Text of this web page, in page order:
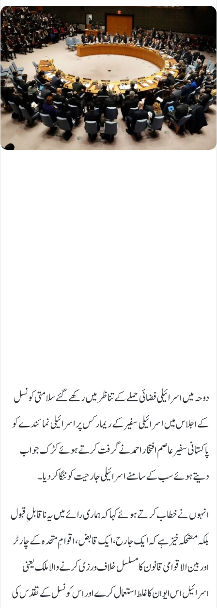
دوحہ میں اسرائیلی فضائی حملے کے تناظر میں رکھے گئے سلامتی کونسل
کے اجلاس میں اسرائیلی سفیر کے ریمارکس پر اسرائیلی نمائندے کو
پاکستانی سفیر عاصم افتخار احمد نے گرفت کرتے ہوئے کڑک جواب
دیتے ہوئے سب کے سامنے اسرائیلی جارحیت کو ننگا کر دیا ۔
انہوں نے خطاب کرتے ہوئے کہا کہ ہماری رائے میں یہ ناقابلِ قبول
بلکہ مضحکہ خیز ہے کہ ایک جارح، ایک قابض، اقوامِ متحدہ کے چارٹر
اور بین الاقوامی قانون کا مسلسل خلاف ورزی کرنے والا ملک یعنی
اسرائیل اس ایوان کا غلط استعمال کرے اور اس کونسل کے تقدس کی